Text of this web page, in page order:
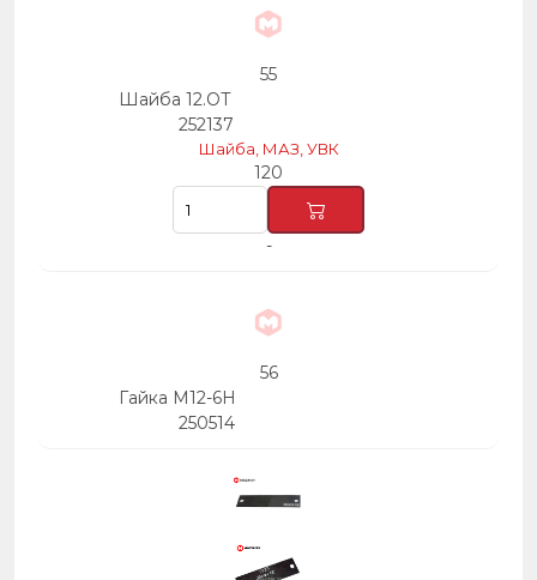
55
Шайба 12.ОТ
252137
Шайба, МАЗ, УВК
120
-
56
Гайка М12-6Н
250514